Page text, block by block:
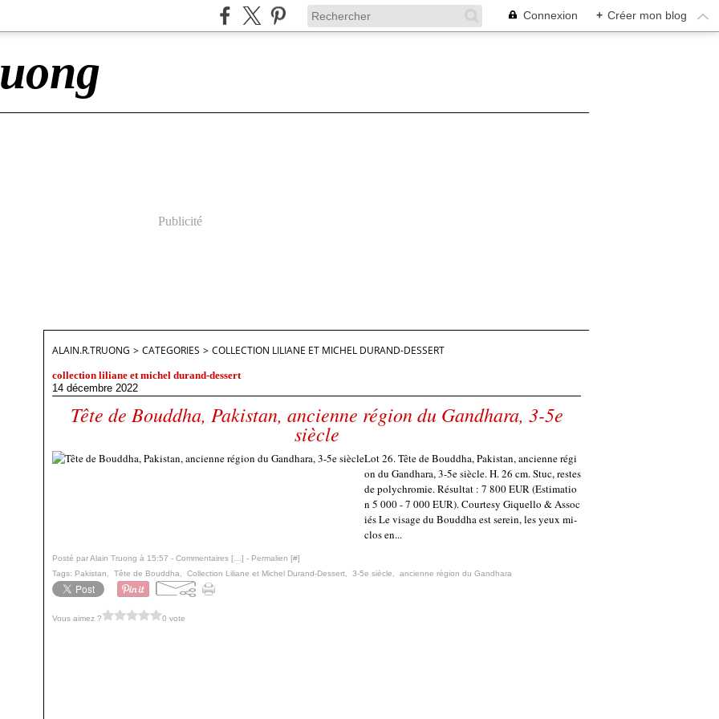
Connexion + Créer mon blog
Publicité
ALAIN.R.TRUONG > CATEGORIES > COLLECTION LILIANE ET MICHEL DURAND-DESSERT
collection liliane et michel durand-dessert
14 décembre 2022
Tête de Bouddha, Pakistan, ancienne région du Gandhara, 3-5e
siècle
Lot 26. Tête de Bouddha, Pakistan, ancienne régi
on du Gandhara, 3-5e siècle. H. 26 cm. Stuc, restes
de polychromie. Résultat : 7 800 EUR (Estimatio
n 5 000 - 7 000 EUR). Courtesy Giquello & Assoc
iés Le visage du Bouddha est serein, les yeux mi-
clos en...
Posté par Alain Truong à 15:57 - Commentaires [ ] - Permalien [#]
Tags: Pakistan Tête de Bouddha Collection Liliane et Michel Durand-Dessert 3-5e siècle ancienne région du Gandhara
Vous aimez ? 0 vote